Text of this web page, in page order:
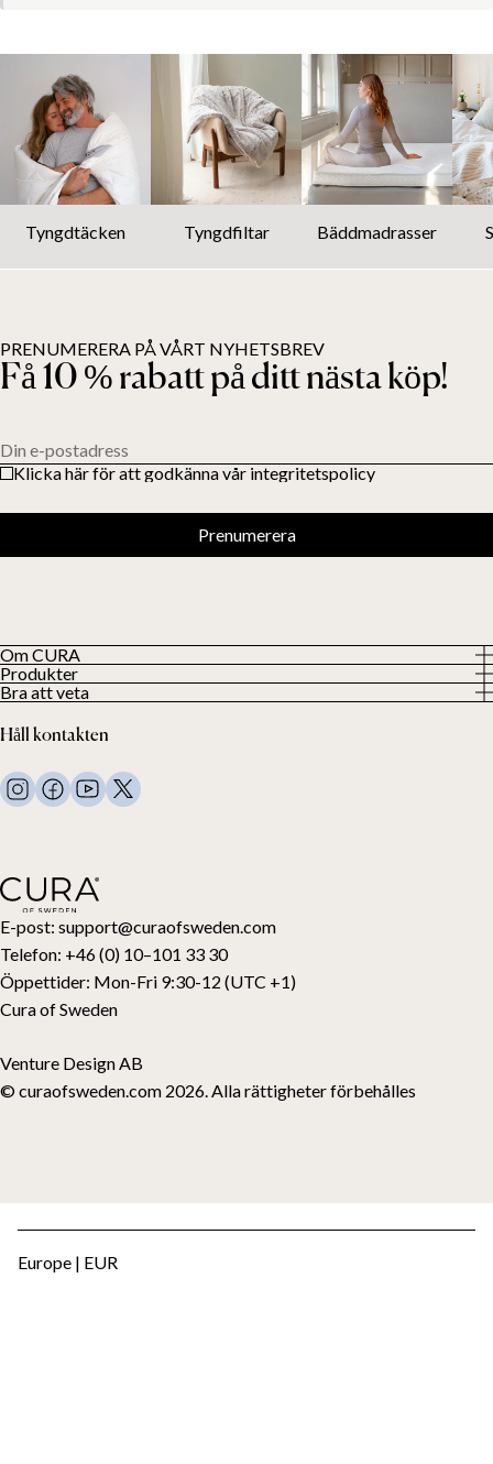
Tyngdtäcken Tyngdfiltar Bäddmadrasser
E-post: support@curaofsweden.com
Telefon: +46 (0) 10–101 33 30
Öppettider: Mon-Fri 9:30-12 (UTC +1)
Cura of Sweden
Venture Design AB
© curaofsweden.com 2026. Alla rättigheter förbehålles
Om CURA
Vår historia
Våra kunder
Produkter
Visa alla produkter
Tyngdtäcken
Sängkläder
Kuddar
Bäddmadrasser
Presentkort
Bra att veta
Villkor
FAQ
Kontakta oss
Håll kontakten
PRENUMERERA PÅ VÅRT NYHETSBREV
Få 10 % rabatt på ditt nästa köp!
Din e-postadress
Klicka här för att godkänna vår integritetspolicy
Prenumerera
Europe | EUR